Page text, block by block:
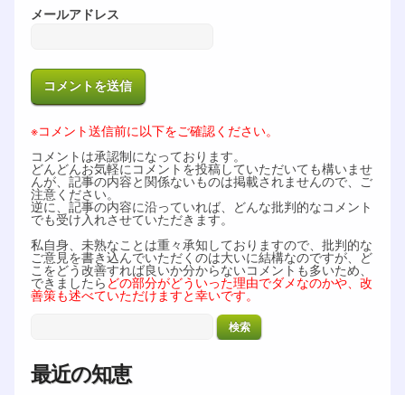
メールアドレス
※コメント送信前に以下をご確認ください。
コメントは承認制になっております。
どんどんお気軽にコメントを投稿していただいても構いませ
んが、記事の内容と関係ないものは掲載されませんので、ご
注意ください。
逆に、記事の内容に沿っていれば、どんな批判的なコメント
でも受け入れさせていただきます。
私自身、未熟なことは重々承知しておりますので、批判的な
ご意見を書き込んでいただくのは大いに結構なのですが、ど
こをどう改善すれば良いか分からないコメントも多いため、
できましたら どの部分がどういった理由でダメなのかや、改
善策も述べていただけますと幸いです。
最近の知恵